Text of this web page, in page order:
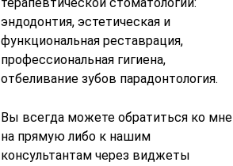
эндодонтия, эстетическая и
функциональная реставрация,
профессиональная гигиена,
отбеливание зубов парадонтология.
Вы всегда можете обратиться ко мне
на прямую либо к нашим
консультантам через виджеты